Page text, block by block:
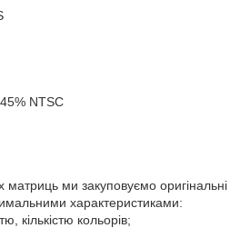
NTSC
матриць ми закуповуємо оригінальні
характеристиками:
кількістю кольорів;